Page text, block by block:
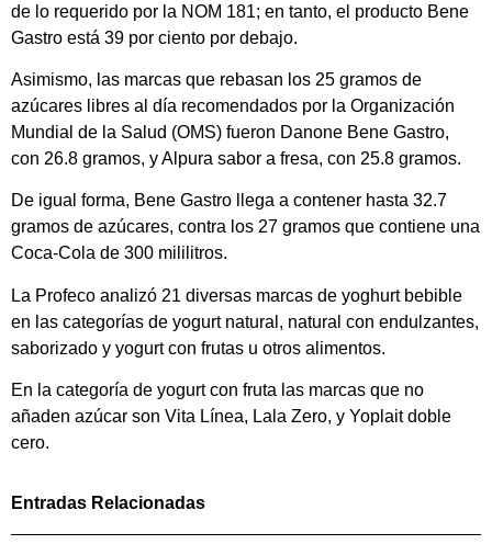
de lo requerido por la NOM 181; en tanto, el producto Bene
Gastro está 39 por ciento por debajo.
Asimismo, las marcas que rebasan los 25 gramos de
azúcares libres al día recomendados por la Organización
Mundial de la Salud (OMS) fueron Danone Bene Gastro,
con 26.8 gramos, y Alpura sabor a fresa, con 25.8 gramos.
De igual forma, Bene Gastro llega a contener hasta 32.7
gramos de azúcares, contra los 27 gramos que contiene una
Coca-Cola de 300 mililitros.
La Profeco analizó 21 diversas marcas de yoghurt bebible
en las categorías de yogurt natural, natural con endulzantes,
saborizado y yogurt con frutas u otros alimentos.
En la categoría de yogurt con fruta las marcas que no
añaden azúcar son Vita Línea, Lala Zero, y Yoplait doble
cero.
Entradas Relacionadas